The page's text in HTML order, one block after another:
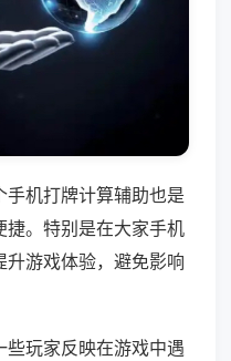
手机打牌计算辅助也是
捷。特别是在大家手机
游戏体验，避免影响
玩家反映在游戏中遇